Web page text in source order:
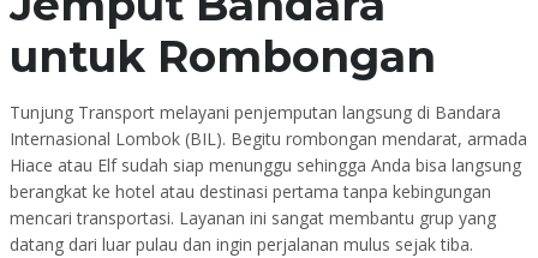
untuk Rombongan
Tunjung Transport melayani penjemputan langsung di Bandara
Internasional Lombok (BIL). Begitu rombongan mendarat, armada
Hiace atau Elf sudah siap menunggu sehingga Anda bisa langsung
berangkat ke hotel atau destinasi pertama tanpa kebingungan
mencari transportasi. Layanan ini sangat membantu grup yang
datang dari luar pulau dan ingin perjalanan mulus sejak tiba.